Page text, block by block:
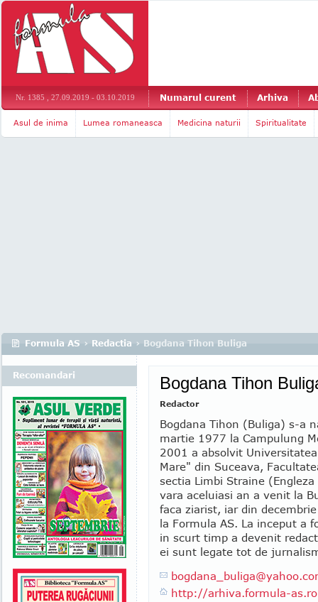
Nr. 1385 , 27.09.2019 - 03.10.2019 Numarul curent Arhiva
Asul de inima Lumea romaneasca Medicina naturii Spiritualitate
Formula AS › Redactia › Bogdana Tihon Buliga
Bogdana Tihon
Redactor
Bogdana Tihon (Buliga) s-a
martie 1977 la Campulung
2001 a absolvit
Mare" din Suceava,
sectia Limbi Straine
vara aceluiasi an a venit la
faca ziarist, iar din
la Formula AS. La inceput a
in scurt timp a devenit
ei sunt legate tot de
bogdana_buliga@
http://arhiva.formula-as.ro
Recomandari